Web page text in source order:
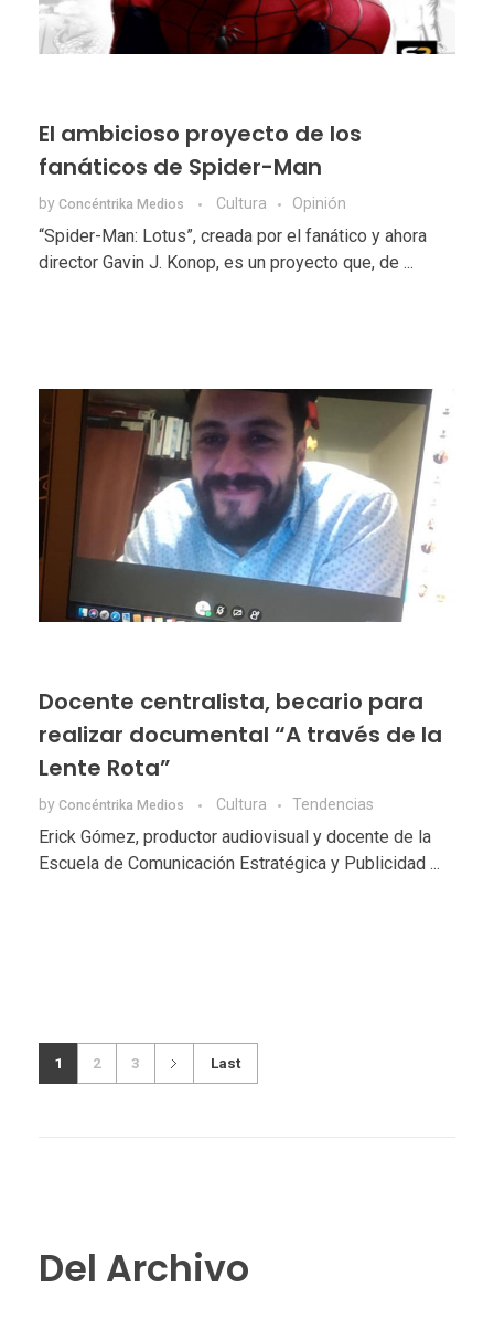
El ambicioso proyecto de los
fanáticos de Spider-Man
by Concéntrika Medios Cultura Opinión
“Spider-Man: Lotus”, creada por el fanático y ahora
director Gavin J. Konop, es un proyecto que, de ...
Docente centralista, becario para
realizar documental “A través de la
Lente Rota”
by Concéntrika Medios Cultura Tendencias
Erick Gómez, productor audiovisual y docente de la
Escuela de Comunicación Estratégica y Publicidad ...
1 2 3 Last
Del Archivo